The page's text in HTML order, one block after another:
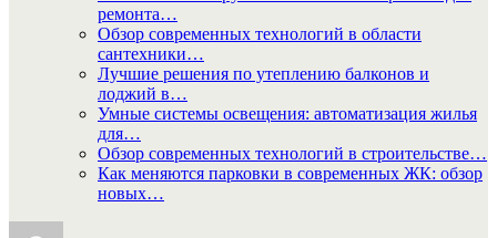
ремонта…
Обзор современных технологий в области
сантехники…
Лучшие решения по утеплению балконов и
лоджий в…
Умные системы освещения: автоматизация жилья
для…
Обзор современных технологий в строительстве…
Как меняются парковки в современных ЖК: обзор
новых…